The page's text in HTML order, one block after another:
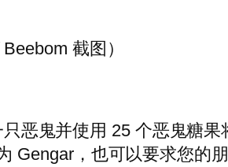
截图）
恶鬼并使用 25 个恶鬼糖
Gengar，也可以要求您的